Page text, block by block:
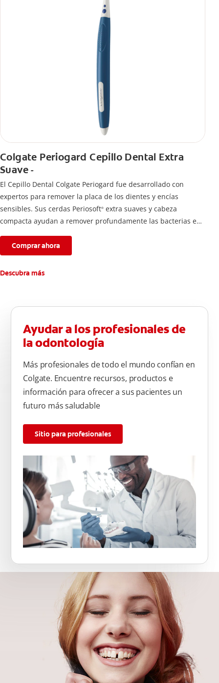
Colgate Periogard Cepillo Dental Extra
Suave -
El Cepillo Dental Colgate Periogard fue desarrollado con
expertos para remover la placa de los dientes y encías
sensibles. Sus cerdas Periosoft® extra suaves y cabeza
compacta ayudan a remover profundamente las bacterias en
Comprar ahora
Descubra más
Ayudar a los profesionales de
la odontología
Más profesionales de todo el mundo confían en
Colgate. Encuentre recursos, productos e
información para ofrecer a sus pacientes un
futuro más saludable
Sitio para profesionales